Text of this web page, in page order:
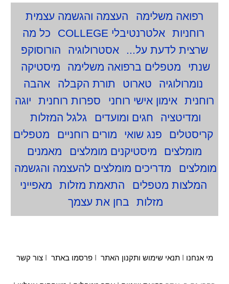
רפואה משלימה
העצמה והגשמה עצמית
רוחניות
אלטרנטיבלי COLLEGE
כל מה
שרצית לדעת על...
אסטרולוגיה
הורוסוקפ
שנתי
מטפלים ברפואה משלימה
מיסטיקה
נומרולוגיה
טארוט תורת הקבלה
אהבה
רוחנית
אימון אישי רוחני ספרות רוחנית
יוגה
ומדיטציה
חגים ומועדים
גלגל המזלות
קריסטלים
פנג שואי מורים רוחניים
מטפלים
מומלצים
מיסטיקנים מומלצים
מאמנים
מומלצים
מדריכים מומלצים להעצמה והגשמה
המלצות מטפלים
התאמת מזלות
מאפייני
מזלות
בחן את עצמך
מי אנחנו תנאי שימוש ותקנון האתר פרסמו באתר צור קשר